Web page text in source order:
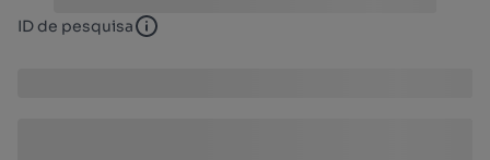
ID de pesquisa ID de pesquisa